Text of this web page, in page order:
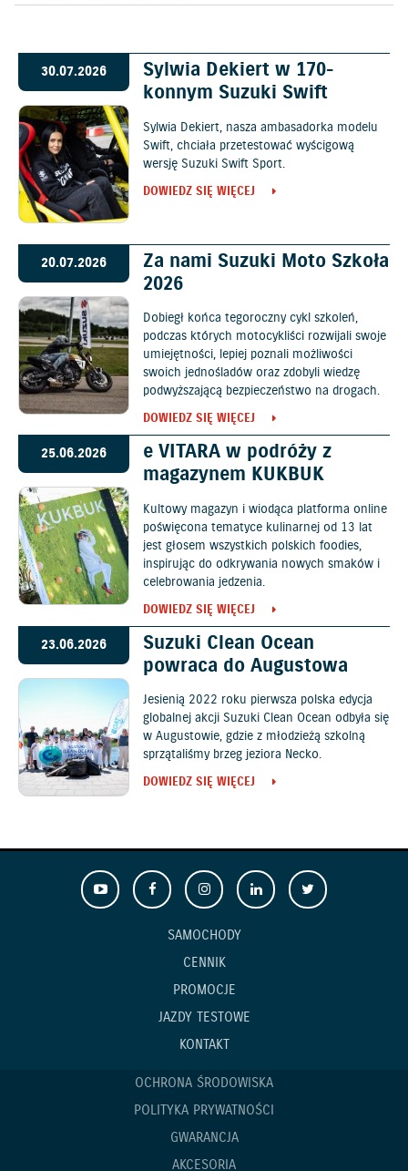
30.07.2026
Sylwia Dekiert w 170-
konnym Suzuki Swift
Sylwia Dekiert, nasza ambasadorka modelu
Swift, chciała przetestować wyścigową
wersję Suzuki Swift Sport.
DOWIEDZ SIĘ WIĘCEJ
20.07.2026
Za nami Suzuki Moto Szkoła
2026
Dobiegł końca tegoroczny cykl szkoleń,
podczas których motocykliści rozwijali swoje
umiejętności, lepiej poznali możliwości
swoich jednośladów oraz zdobyli wiedzę
podwyższającą bezpieczeństwo na drogach.
DOWIEDZ SIĘ WIĘCEJ
25.06.2026
e VITARA w podróży z
magazynem KUKBUK
Kultowy magazyn i wiodąca platforma online
poświęcona tematyce kulinarnej od 13 lat
jest głosem wszystkich polskich foodies,
inspirując do odkrywania nowych smaków i
celebrowania jedzenia.
DOWIEDZ SIĘ WIĘCEJ
23.06.2026
Suzuki Clean Ocean
powraca do Augustowa
Jesienią 2022 roku pierwsza polska edycja
globalnej akcji Suzuki Clean Ocean odbyła się
w Augustowie, gdzie z młodzieżą szkolną
sprzątaliśmy brzeg jeziora Necko.
DOWIEDZ SIĘ WIĘCEJ
SAMOCHODY
CENNIK
PROMOCJE
JAZDY TESTOWE
KONTAKT
OCHRONA ŚRODOWISKA
POLITYKA PRYWATNOŚCI
GWARANCJA
AKCESORIA